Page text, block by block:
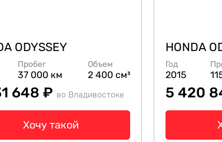
ODYSSEY
Пробег
37 000 км
Объем
2 400 см³
648 ₽ во Владивостоке
Хочу такой
HONDA
Год
2015
5 420